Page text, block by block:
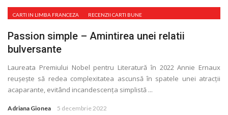
CARTI IN LIMBA FRANCEZA RECENZII CARTI BUNE
Passion simple – Amintirea unei relatii
bulversante
Laureata Premiului Nobel pentru Literatură în 2022 Annie Ernaux
reușește să redea complexitatea ascunsă în spatele unei atracţii
acaparante, evitând incandescenţa simplistă ...
Adriana Gionea 5 decembrie 2022